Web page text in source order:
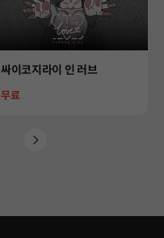
Product
싸이코지라이 인 러브
Price
무료